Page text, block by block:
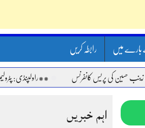
بارے میں رابطہ کریں
حسین کی پریس کانفرنس **راولپنڈی: پٹرولیم
اہم خبریں